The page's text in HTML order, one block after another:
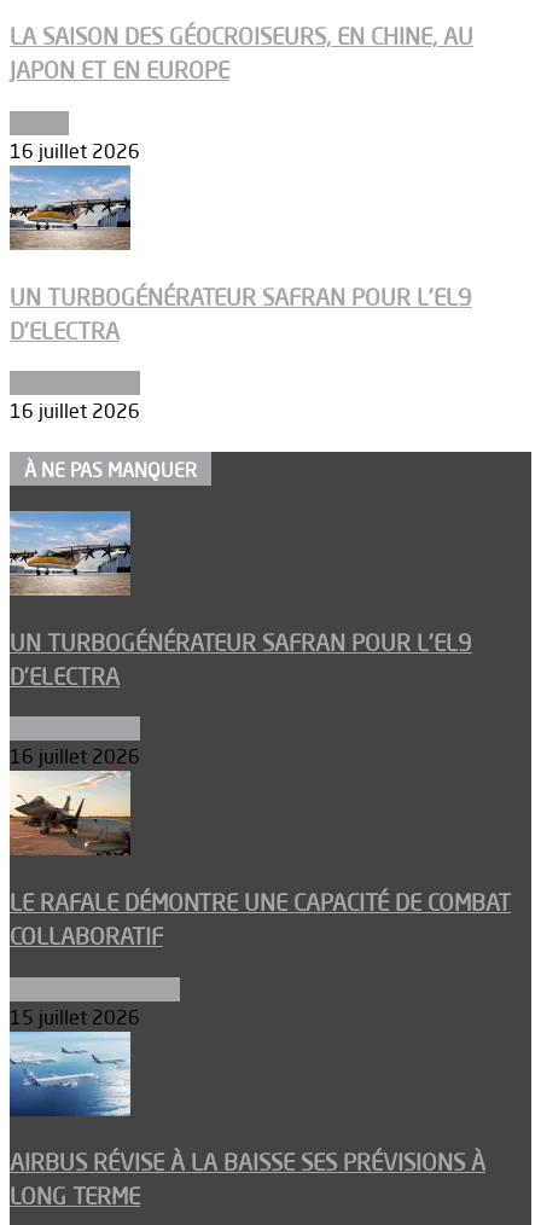
LA SAISON DES GÉOCROISEURS, EN CHINE, AU
JAPON ET EN EUROPE
16 juillet 2026
UN TURBOGÉNÉRATEUR SAFRAN POUR L’EL9
D’ELECTRA
16 juillet 2026
À NE PAS MANQUER
UN TURBOGÉNÉRATEUR SAFRAN POUR L’EL9
D’ELECTRA
16 juillet 2026
LE RAFALE DÉMONTRE UNE CAPACITÉ DE COMBAT
COLLABORATIF
15 juillet 2026
AIRBUS RÉVISE À LA BAISSE SES PRÉVISIONS À
LONG TERME